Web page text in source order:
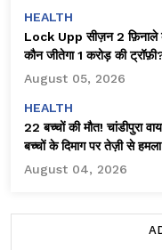
HEALTH
Lock Upp सीज़न 2 फ़िनाले
कौन जीतेगा ₹1 करोड़ की
August 05, 2026
HEALTH
22 बच्चों की मौत! चांडीपुरा
बच्चों के दिमाग पर तेज़ी से
August 04, 2026